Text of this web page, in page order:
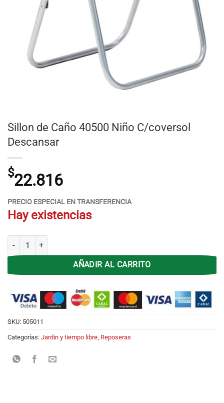
Sillon de Caño 40500 Niño C/coversol
Descansar
$22.816
PRECIO ESPECIAL EN TRANSFERENCIA
Hay existencias
Sillon de Caño 40500 Niño C/coversol Descansar cantidad
AÑADIR AL CARRITO
SKU: 505011
Categorías: Jardin y tiempo libre Reposeras